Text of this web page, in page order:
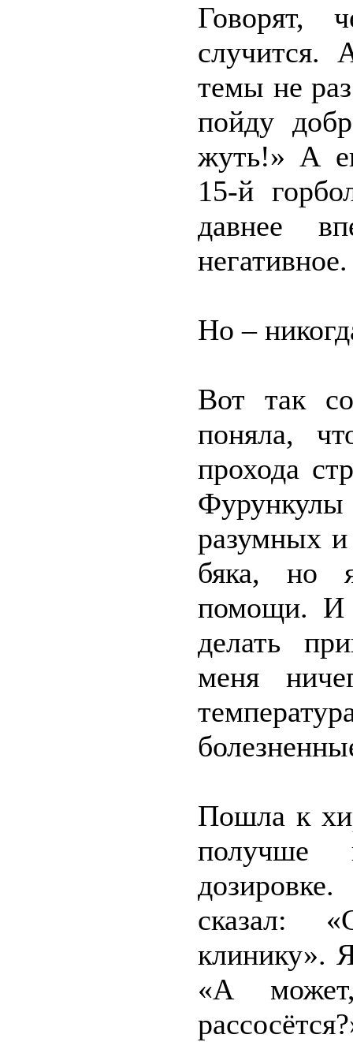
Говорят,
случится.
темы не
пойду
жуть!» А
15-й
давнее
негативное.
Но –
Вот так
поняла,
прохода
разумных
бяка, но
помощи. И
делать
меня
Пошла к
получше
сказал:
клинику».
«А